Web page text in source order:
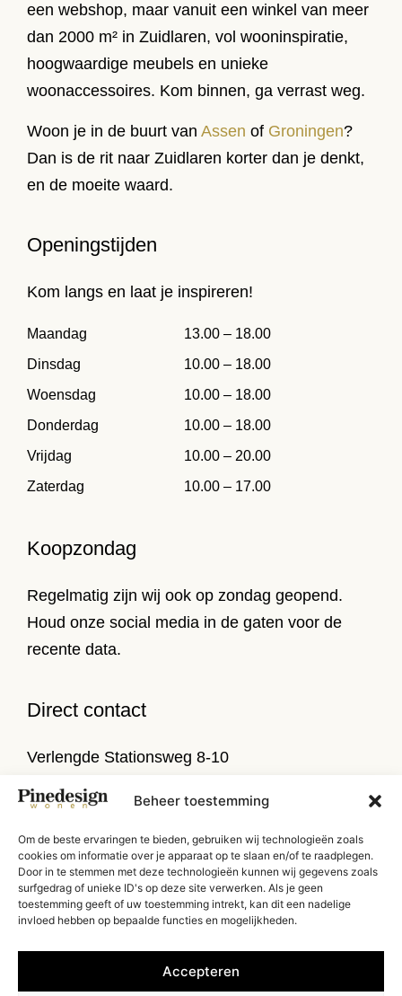
Beheer toestemming
Om de beste ervaringen te bieden, gebruiken wij technologieën zoals
cookies om informatie over je apparaat op te slaan en/of te raadplegen.
Door in te stemmen met deze technologieën kunnen wij gegevens zoals
surfgedrag of unieke ID's op deze site verwerken. Als je geen
toestemming geeft of uw toestemming intrekt, kan dit een nadelige
invloed hebben op bepaalde functies en mogelijkheden.
Accepteren
een webshop, maar vanuit een winkel van meer
dan 2000 m² in Zuidlaren, vol wooninspiratie,
hoogwaardige meubels en unieke
woonaccessoires. Kom binnen, ga verrast weg.
Woon je in de buurt van Assen of Groningen?
Dan is de rit naar Zuidlaren korter dan je denkt,
en de moeite waard.
Openingstijden
Kom langs en laat je inspireren!
Maandag
13.00 – 18.00
Dinsdag
10.00 – 18.00
Woensdag
10.00 – 18.00
Donderdag
10.00 – 18.00
Vrijdag
10.00 – 20.00
Zaterdag
10.00 – 17.00
Koopzondag
Regelmatig zijn wij ook op zondag geopend.
Houd onze social media in de gaten voor de
recente data.
Direct contact
Verlengde Stationsweg 8-10
Einfo@pinedesign.nl
Routebeschrijving